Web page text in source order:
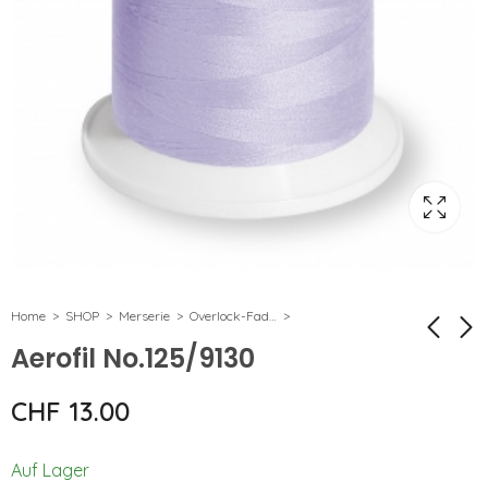
Home SHOP Merserie
Aerofil No.125/9130
CHF 13.00
Auf Lager